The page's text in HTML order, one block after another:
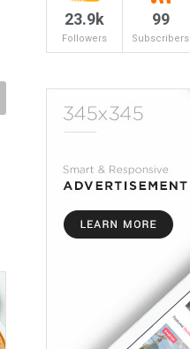
23.9k
Followers
99
Subscribers